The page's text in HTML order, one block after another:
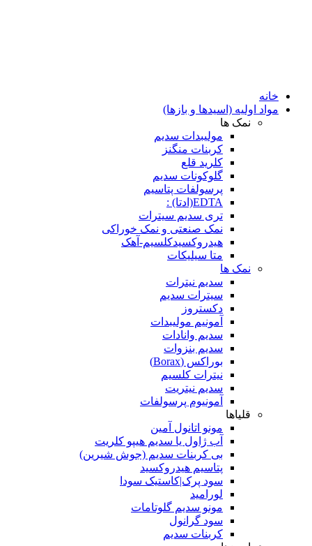
خانه
مواد اولیه (اسیدها و بازها)
نمک ها
مولیبدات سدیم
کربنات منگنز
کلرید قلع
گلوکونات سدیم
پرسولفات پتاسیم
EDTA(ادتا) :
تری سدیم سیترات
نمک صنعتی و نمک خوراکی
هیدروکسیدکلسیم-آهک
متا سیلیکات
نمک ها
سدیم نیترات
سیترات سدیم
دکستروز
آمونیم مولیبدات
سدیم وانادات
سدیم بنزوات
بوراکس (Borax)
نیترات کلسیم
سدیم نیتریت
آمونیوم پرسولفات
قلیاها
مونو اتانول آمین
آب ژاول یا سدیم هیپو کلریت
بی کربنات سدیم (جوش شیرین)
پتاسیم هیدروکسید
سود پرک|کاستیک سودا
لورامید
مونو سدیم گلوتامات
سود گرانول
کربنات سدیم